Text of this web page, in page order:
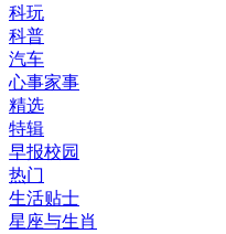
科玩
科普
汽车
心事家事
精选
特辑
早报校园
热门
生活贴士
星座与生肖